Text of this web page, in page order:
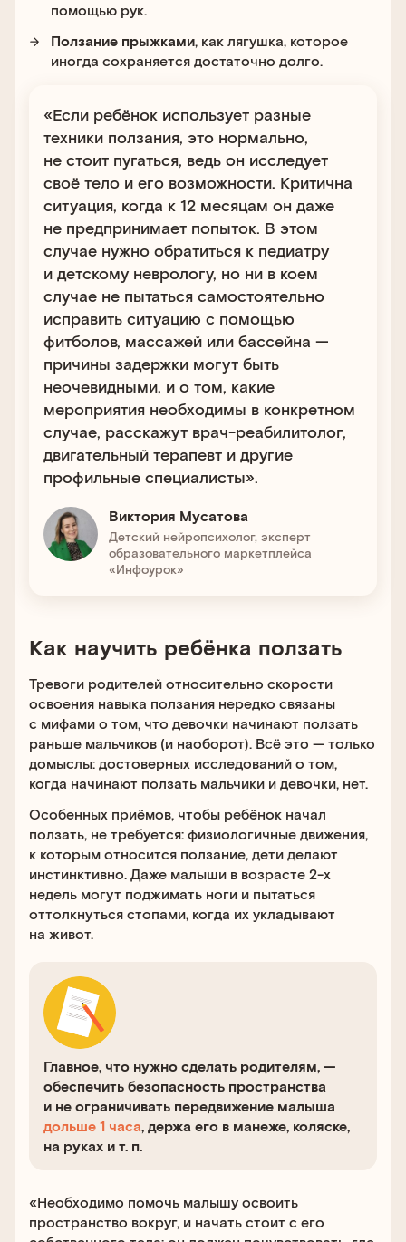
помощью рук.
Ползание прыжками, как лягушка, которое
иногда сохраняется достаточно долго.
«Если ребёнок использует разные
техники ползания, это нормально,
не стоит пугаться, ведь он исследует
своё тело и его возможности. Критична
ситуация, когда к 12 месяцам он даже
не предпринимает попыток. В этом
случае нужно обратиться к педиатру
и детскому неврологу, но ни в коем
случае не пытаться самостоятельно
исправить ситуацию с помощью
фитболов, массажей или бассейна —
причины задержки могут быть
неочевидными, и о том, какие
мероприятия необходимы в конкретном
случае, расскажут врач-реабилитолог,
двигательный терапевт и другие
профильные специалисты».
Виктория Мусатова
Детский нейропсихолог, эксперт
образовательного маркетплейса
«Инфоурок»
Как научить ребёнка ползать
Тревоги родителей относительно скорости
освоения навыка ползания нередко связаны
с мифами о том, что девочки начинают ползать
раньше мальчиков (и наоборот). Всё это — только
домыслы: достоверных исследований о том,
когда начинают ползать мальчики и девочки, нет.
Особенных приёмов, чтобы ребёнок начал
ползать, не требуется: физиологичные движения,
к которым относится ползание, дети делают
инстинктивно. Даже малыши в возрасте 2-х
недель могут поджимать ноги и пытаться
оттолкнуться стопами, когда их укладывают
на живот.
Главное, что нужно сделать родителям, —
обеспечить безопасность пространства
и не ограничивать передвижение малыша
дольше 1 часа, держа его в манеже, коляске,
на руках и т. п.
«Необходимо помочь малышу освоить
пространство вокруг, и начать стоит с его